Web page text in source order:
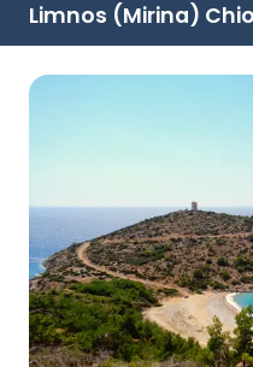
Limnos (Mirina)